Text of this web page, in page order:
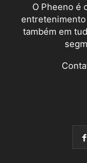
O Pheeno é
entretenimento
também em